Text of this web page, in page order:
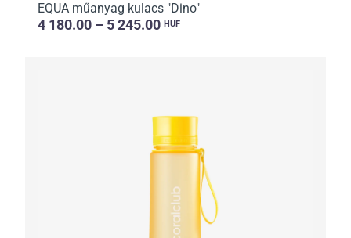
EQUA műanyag kulacs "Dino"
4 180.00 – 5 245.00 HUF